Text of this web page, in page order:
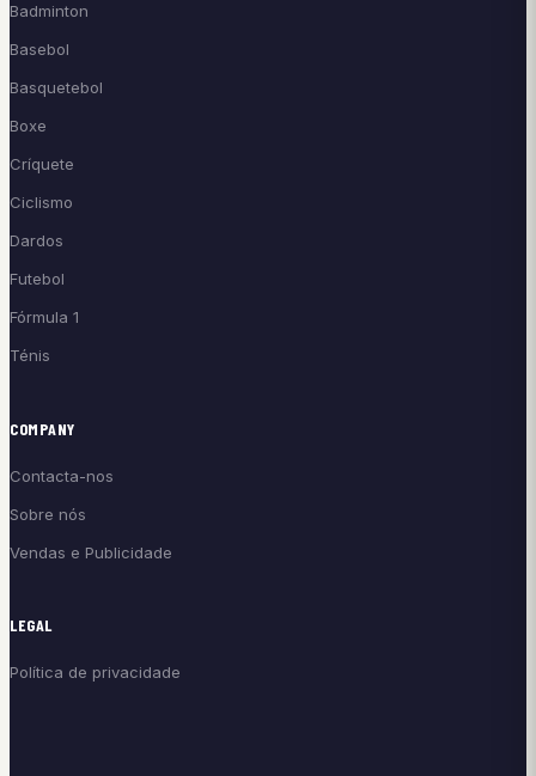
Badminton
Basebol
Basquetebol
Boxe
Críquete
Ciclismo
Dardos
Futebol
Fórmula 1
Ténis
COMPANY
Contacta-nos
Sobre nós
Vendas e Publicidade
LEGAL
Política de privacidade